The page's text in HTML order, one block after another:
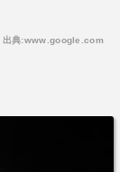
出典:www.google.com